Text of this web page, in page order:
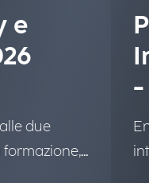
e
due
-